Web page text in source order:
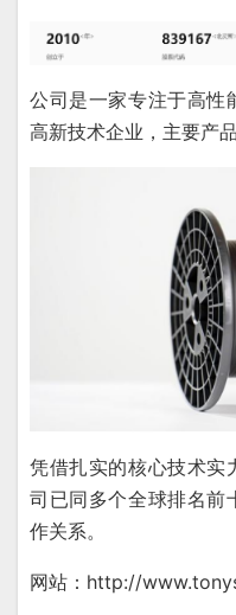
公司是一家专注于高性
高新技术企业，主要产
凭借扎实的核心技术实
司已同多个全球排名前
作关系。
网站：http://